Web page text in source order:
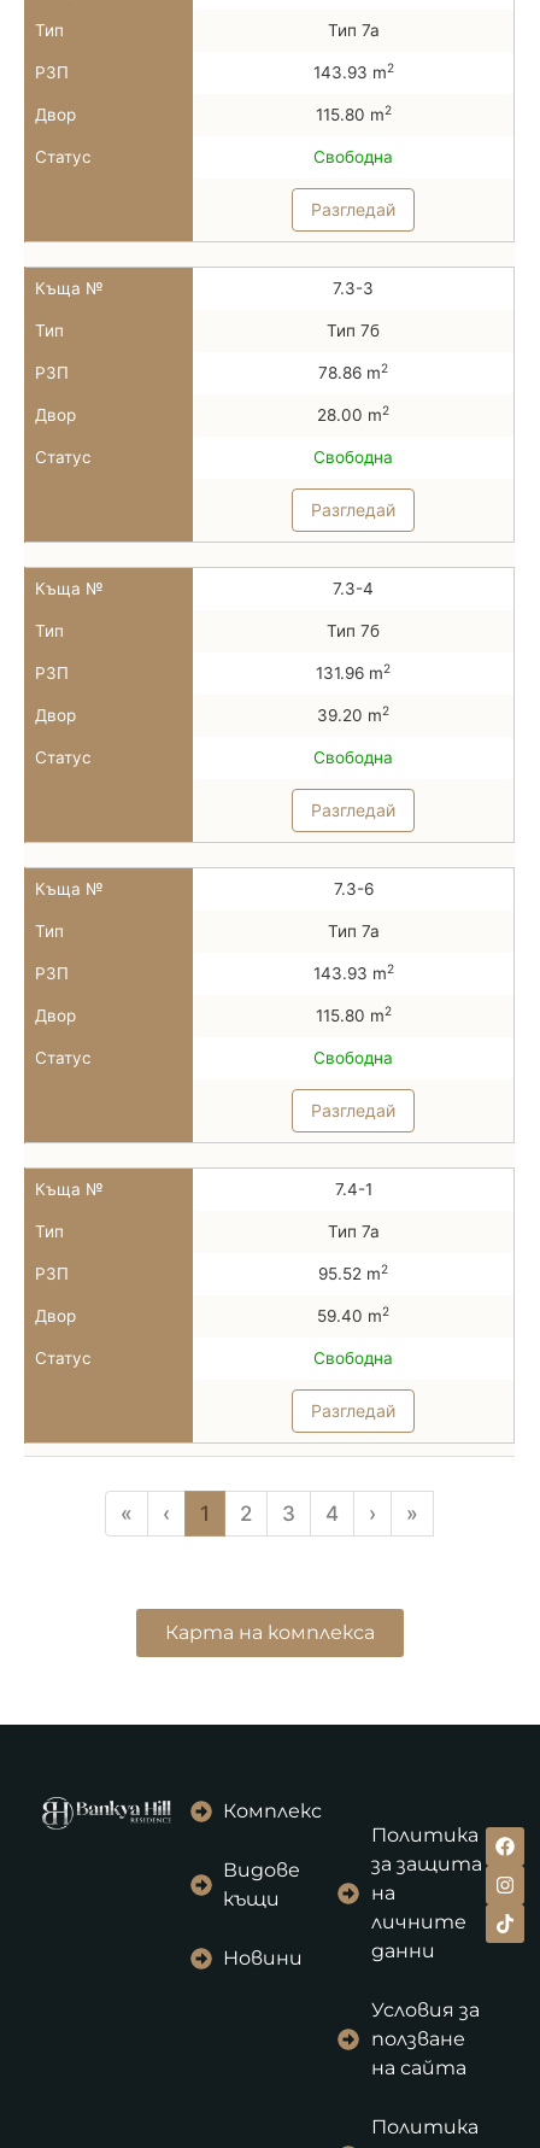
Тип Тип 7а
РЗП 143.93 m2
Двор 115.80 m2
Статус Свободна
Разгледай
Къща № 7.3-3
Тип Тип 7б
РЗП 78.86 m2
Двор 28.00 m2
Статус Свободна
Разгледай
Къща № 7.3-4
Тип Тип 7б
РЗП 131.96 m2
Двор 39.20 m2
Статус Свободна
Разгледай
Къща № 7.3-6
Тип Тип 7а
РЗП 143.93 m2
Двор 115.80 m2
Статус Свободна
Разгледай
Къща № 7.4-1
Тип Тип 7а
РЗП 95.52 m2
Двор 59.40 m2
Статус Свободна
Разгледай
« ‹ 1 2 3 4 › »
Карта на комплекса
Комплекс
Видове
къщи
Новини
Политика
за защита
на
личните
данни
Условия за
ползване
на сайта
Политика